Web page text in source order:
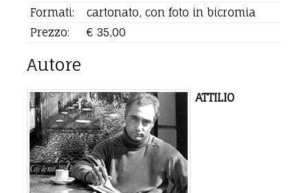
Formati:
cartonato, con foto in bicromia
Prezzo:
€ 35,00
Autore
ATTILIO